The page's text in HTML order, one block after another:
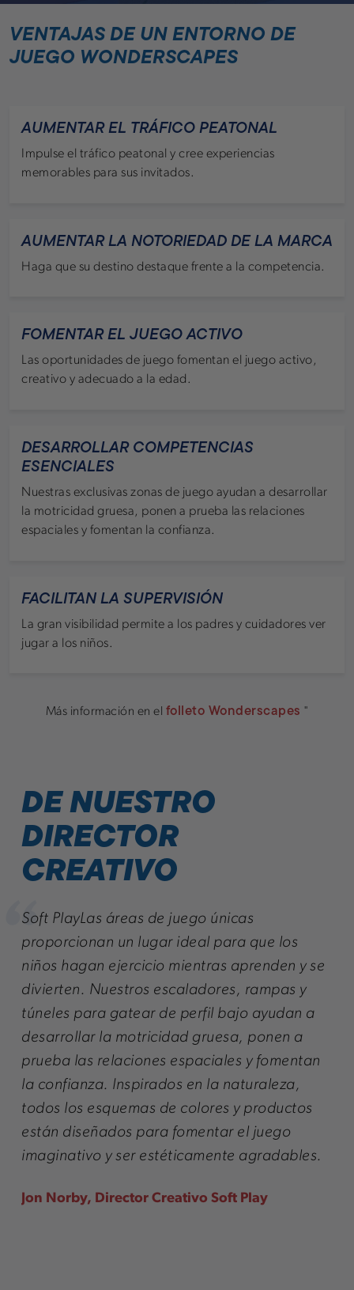
VENTAJAS DE UN ENTORNO DE
JUEGO WONDERSCAPES
AUMENTAR EL TRÁFICO PEATONAL
Impulse el tráfico peatonal y cree experiencias
memorables para sus invitados.
AUMENTAR LA NOTORIEDAD DE LA MARCA
Haga que su destino destaque frente a la competencia.
FOMENTAR EL JUEGO ACTIVO
Las oportunidades de juego fomentan el juego activo,
creativo y adecuado a la edad.
DESARROLLAR COMPETENCIAS
ESENCIALES
Nuestras exclusivas zonas de juego ayudan a desarrollar
la motricidad gruesa, ponen a prueba las relaciones
espaciales y fomentan la confianza.
FACILITAN LA SUPERVISIÓN
La gran visibilidad permite a los padres y cuidadores ver
jugar a los niños.
Más información en el folleto Wonderscapes "
DE NUESTRO
DIRECTOR
CREATIVO
Soft PlayLas áreas de juego únicas
proporcionan un lugar ideal para que los
niños hagan ejercicio mientras aprenden y se
divierten. Nuestros escaladores, rampas y
túneles para gatear de perfil bajo ayudan a
desarrollar la motricidad gruesa, ponen a
prueba las relaciones espaciales y fomentan
la confianza. Inspirados en la naturaleza,
todos los esquemas de colores y productos
están diseñados para fomentar el juego
imaginativo y ser estéticamente agradables.
Jon Norby, Director Creativo Soft Play